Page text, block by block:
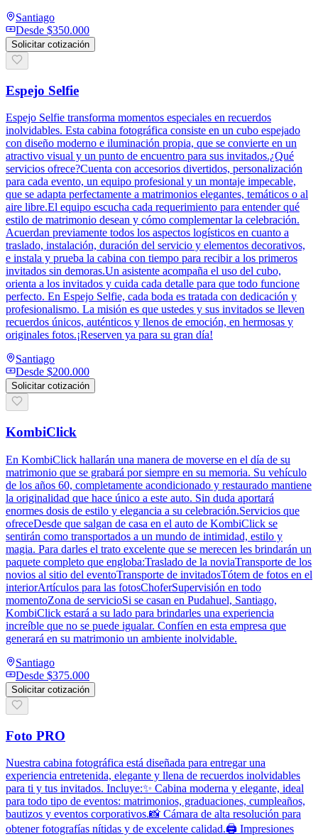
Santiago
Desde $350.000
Solicitar cotización
Espejo Selfie
Espejo Selfie transforma momentos especiales en recuerdos
inolvidables. Esta cabina fotográfica consiste en un cubo espejado
con diseño moderno e iluminación propia, que se convierte en un
atractivo visual y un punto de encuentro para sus invitados.¿Qué
servicios ofrece?Cuenta con accesorios divertidos, personalización
para cada evento, un equipo profesional y un montaje impecable,
que se adapta perfectamente a matrimonios elegantes, temáticos o al
aire libre.El equipo escucha cada requerimiento para entender qué
estilo de matrimonio desean y cómo complementar la celebración.
Acuerdan previamente todos los aspectos logísticos en cuanto a
traslado, instalación, duración del servicio y elementos decorativos,
e instala y prueba la cabina con tiempo para recibir a los primeros
invitados sin demoras.Un asistente acompaña el uso del cubo,
orienta a los invitados y cuida cada detalle para que todo funcione
perfecto. En Espejo Selfie, cada boda es tratada con dedicación y
profesionalismo. La misión es que ustedes y sus invitados se lleven
recuerdos únicos, auténticos y llenos de emoción, en hermosas y
originales fotos.¡Reserven ya para su gran día!
Santiago
Desde $200.000
Solicitar cotización
KombiClick
En KombiClick hallarán una manera de moverse en el día de su
matrimonio que se grabará por siempre en su memoria. Su vehículo
de los años 60, completamente acondicionado y restaurado mantiene
la originalidad que hace único a este auto. Sin duda aportará
enormes dosis de estilo y elegancia a su celebración.Servicios que
ofreceDesde que salgan de casa en el auto de KombiClick se
sentirán como transportados a un mundo de intimidad, estilo y
magia. Para darles el trato excelente que se merecen les brindarán un
paquete completo que engloba:Traslado de la noviaTransporte de los
novios al sitio del eventoTransporte de invitadosTótem de fotos en el
interiorArtículos para las fotosChoferSupervisión en todo
momentoZona de servicioSi se casan en Pudahuel, Santiago,
KombiClick estará a su lado para brindarles una experiencia
increíble que no se puede igualar. Confíen en esta empresa que
generará en su matrimonio un ambiente inolvidable.
Santiago
Desde $375.000
Solicitar cotización
Foto PRO
Nuestra cabina fotográfica está diseñada para entregar una
experiencia entretenida, elegante y llena de recuerdos inolvidables
para ti y tus invitados. Incluye:✨ Cabina moderna y elegante, ideal
para todo tipo de eventos: matrimonios, graduaciones, cumpleaños,
bautizos y eventos corporativos.📸 Cámara de alta resolución para
obtener fotografías nítidas y de excelente calidad.🖨️ Impresiones